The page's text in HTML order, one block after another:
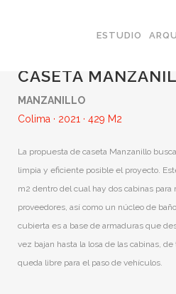
ESTUDIO
CASETA
MANZANILLO
Colima · 2021 · 429 M2
La propuesta de caseta Manzanillo
limpia y eficiente posible el proyecto.
m2 dentro del cual hay dos cabinas
proveedores, así como un núcleo de
cubierta es a base de armaduras que
vez bajan hasta la losa de las cabinas,
queda libre para el paso de vehículos.